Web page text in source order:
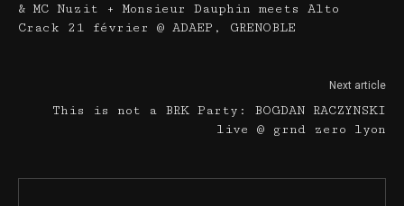
& MC Nuzit + Monsieur Dauphin meets Alto
Crack 21 février @ ADAEP, GRENOBLE
Next article
This is not a BRK Party: BOGDAN RACZYNSKI
live @ grnd zero lyon